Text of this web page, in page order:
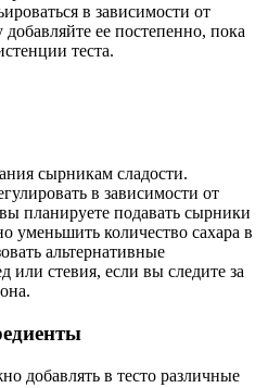
в зависимости от
ее постепенно, пока
теста.
сырникам сладости.
в зависимости от
планируете подавать сырники
уменьшить количество сахара в
альтернативные
или стевия, если вы следите за
добавлять в тесто различные